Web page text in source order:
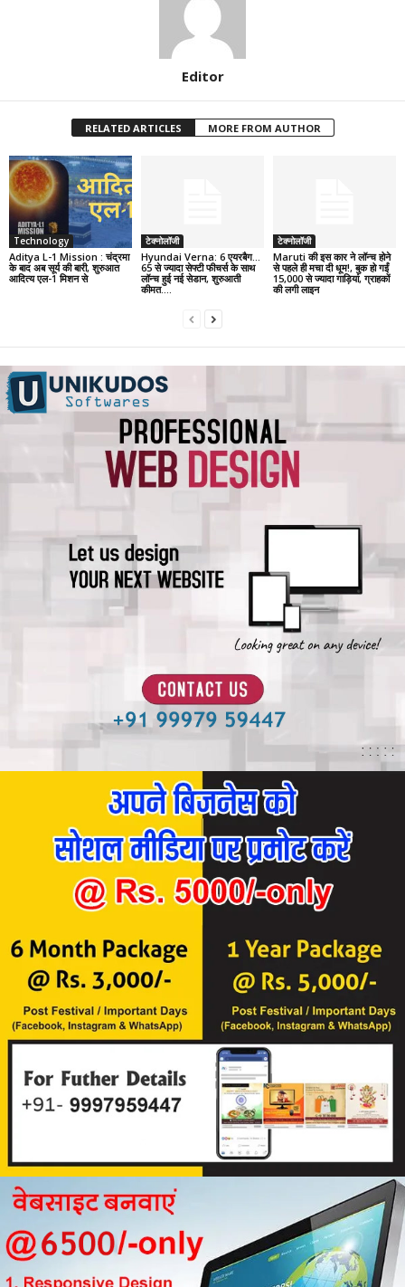
Editor
RELATED ARTICLES MORE FROM AUTHOR
Technology
Aditya L-1 Mission : चंद्रमा
के बाद अब सूर्य की बारी, शुरुआत
आदित्य एल-1 मिशन से
टेक्नोलॉजी
Hyundai Verna: 6 एयरबैग…
65 से ज्यादा सेफ्टी फीचर्स के साथ
लॉन्च हुई नई सेडान, शुरुआती
कीमत….
टेक्नोलॉजी
Maruti की इस कार ने लॉन्च होने
से पहले ही मचा दी धूम!, बुक हो गईं
15,000 से ज्यादा गाड़ियां, ग्राहकों
की लगी लाइन